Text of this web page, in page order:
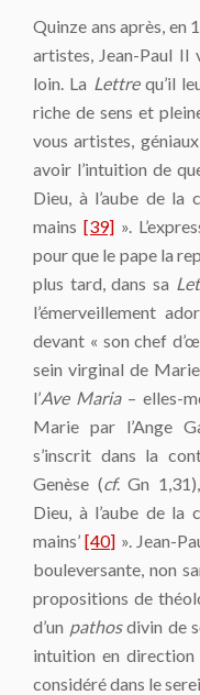
Quinze ans après, en
artistes, Jean-Paul II
loin. La Lettrequ’il
riche de sens et
vous artistes,
avoir l’intuition de
Dieu, à l’aube de la
mains [39] ».
pour que le pape la
plus tard, dans sa
l’émerveillement
devant « son chef
sein virginal de
l’Ave Maria– elles-
Marie par l’Ange
s’inscrit dans la
Genèse (cf. Gn
Dieu, à l’aube de la
mains’[40] ». Jean-
bouleversante, non
propositions de
d’un pathosdivin de
intuition en direction
considéré dans le